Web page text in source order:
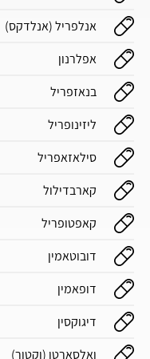
אנלפריל (אנלדקס)
אפלרנון
בנאזפריל
ליזינופריל
סילאזאפריל
קארבדילול
קאפטופריל
דובוטאמין
דופאמין
דיגוקסין
ואלסארטן (וקטור)